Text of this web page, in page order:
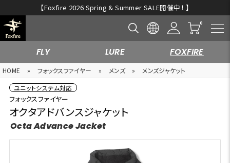
【Foxfire 2026 Spring & Summer SALE開催中！ 】
FLY LURE FOXFIRE
HOME » フォックスファイヤー » メンズ »
メンズジャケット
ユニットシステム対応
フォックスファイヤー
オクタアドバンスジャケット
Octa Advance Jacket